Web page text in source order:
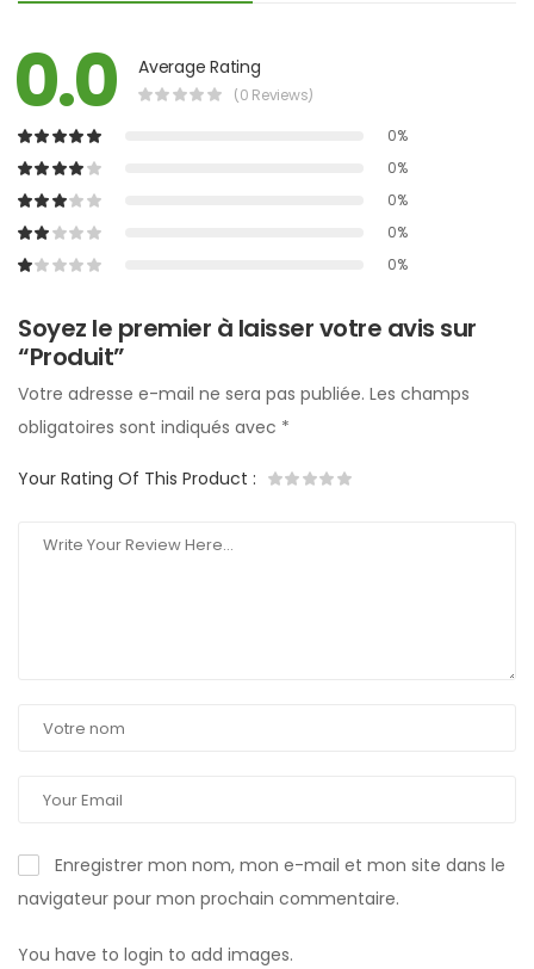
0.0 Average Rating
(0 Reviews)
0%
0%
0%
0%
0%
Soyez le premier à laisser votre avis sur
“Produit”
Votre adresse e-mail ne sera pas publiée. Les champs
obligatoires sont indiqués avec *
Your Rating Of This Product :
Enregistrer mon nom, mon e-mail et mon site dans le
navigateur pour mon prochain commentaire.
You have to login to add images.